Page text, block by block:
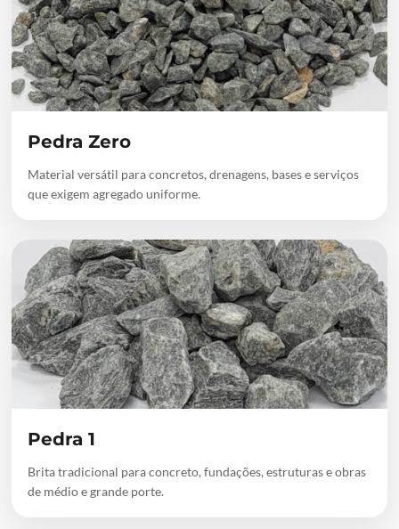
Pedra Zero
Material versátil para concretos, drenagens, bases e serviços
que exigem agregado uniforme.
Pedra 1
Brita tradicional para concreto, fundações, estruturas e obras
de médio e grande porte.